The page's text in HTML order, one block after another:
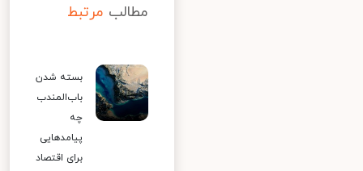
مطالب مرتبط
بسته شدن
باب‌المندب
چه
پیامدهایی
برای اقتصاد